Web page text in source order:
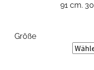
91 cm.
Größe